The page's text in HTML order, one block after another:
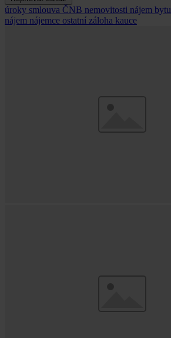
úroky smlouva ČNB nemovitosti nájem bytu
nájem nájemce ostatní záloha kauce